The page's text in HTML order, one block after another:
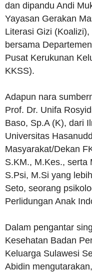
dan dipandu Andi
Yayasan Gerakan
Literasi Gizi
bersama
Pusat Kerukunan
KKSS).
Adapun nara
Prof. Dr. Unifa
Baso, Sp.A (K), dari
Universitas
Masyarakat/Dekan
S.KM., M.Kes., serta
S.Psi, M.Si yang
Seto, seorang
Perlidungan Anak
Dalam pengantar
Kesehatan Badan
Keluarga Sulawesi
Abidin